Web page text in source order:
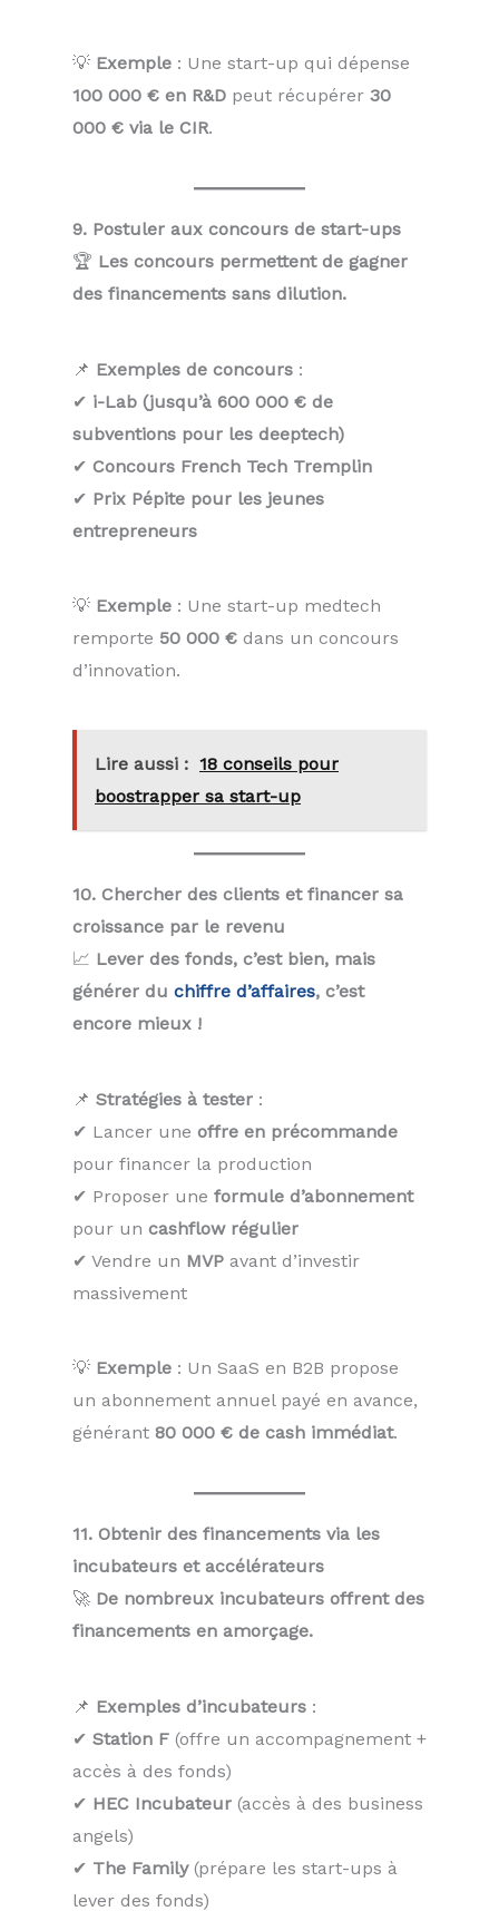
💡 Exemple : Une start-up qui dépense
100 000 € en R&D peut récupérer 30
000 € via le CIR.
9. Postuler aux concours de start-ups
🏆 Les concours permettent de gagner
des financements sans dilution.
📌 Exemples de concours :
✔ i-Lab (jusqu’à 600 000 € de
subventions pour les deeptech)
✔ Concours French Tech Tremplin
✔ Prix Pépite pour les jeunes
entrepreneurs
💡 Exemple : Une start-up medtech
remporte 50 000 € dans un concours
d’innovation.
Lire aussi : 18 conseils pour
boostrapper sa start-up
10. Chercher des clients et financer sa
croissance par le revenu
📈 Lever des fonds, c’est bien, mais
générer du chiffre d’affaires, c’est
encore mieux !
📌 Stratégies à tester :
✔ Lancer une offre en précommande
pour financer la production
✔ Proposer une formule d’abonnement
pour un cashflow régulier
✔ Vendre un MVP avant d’investir
massivement
💡 Exemple : Un SaaS en B2B propose
un abonnement annuel payé en avance,
générant 80 000 € de cash immédiat.
11. Obtenir des financements via les
incubateurs et accélérateurs
🚀 De nombreux incubateurs offrent des
financements en amorçage.
📌 Exemples d’incubateurs :
✔ Station F (offre un accompagnement +
accès à des fonds)
✔ HEC Incubateur (accès à des business
angels)
✔ The Family(prépare les start-ups à
lever des fonds)